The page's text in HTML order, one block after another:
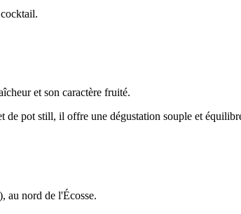
et son caractère fruité.
pot still, il offre une dégustation souple et
au nord de l'Écosse.